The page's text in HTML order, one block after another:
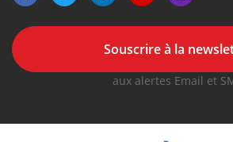
Souscrire à la
aux alertes Email et